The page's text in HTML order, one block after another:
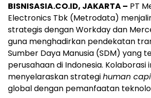
BISNISASIA.CO.ID, JAKARTA – PT
Electronics Tbk (Metrodata)
strategis dengan Workday dan
guna menghadirkan pendekatan
Sumber Daya Manusia (SDM) yang
perusahaan di Indonesia. Kolaborasi
menyelaraskan strategihuman
global dengan pemanfaatan